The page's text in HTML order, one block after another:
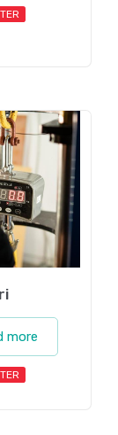
more